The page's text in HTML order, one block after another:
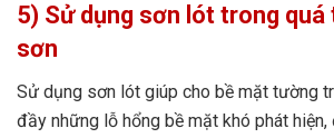
5) Sử dụng sơn lót trong
sơn
Sử dụng sơn lót giúp cho bề mặt tường
đầy những lỗ hổng bề mặt khó phát